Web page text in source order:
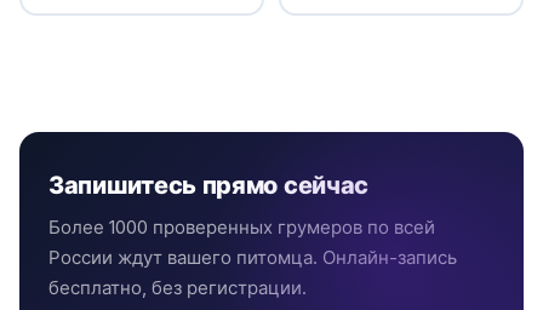
Запишитесь прямо сейчас
Более 1000 проверенных грумеров по всей
России ждут вашего питомца. Онлайн-запись
бесплатно, без регистрации.